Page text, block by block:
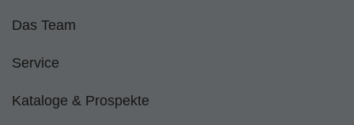
Das Team
Service
Kataloge & Prospekte